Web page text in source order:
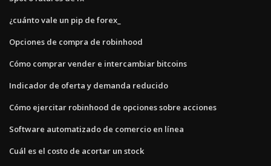
¿cuánto vale un pip de forex_
Opciones de compra de robinhood
Cómo comprar vender e intercambiar bitcoins
Indicador de oferta y demanda reducido
Cómo ejercitar robinhood de opciones sobre acciones
Software automatizado de comercio en línea
Cuál es el costo de acortar un stock